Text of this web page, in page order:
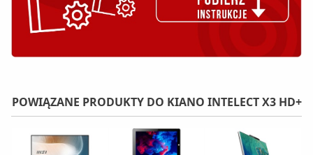
POWIĄZANE PRODUKTY DO KIANO INTELECT X3 HD+